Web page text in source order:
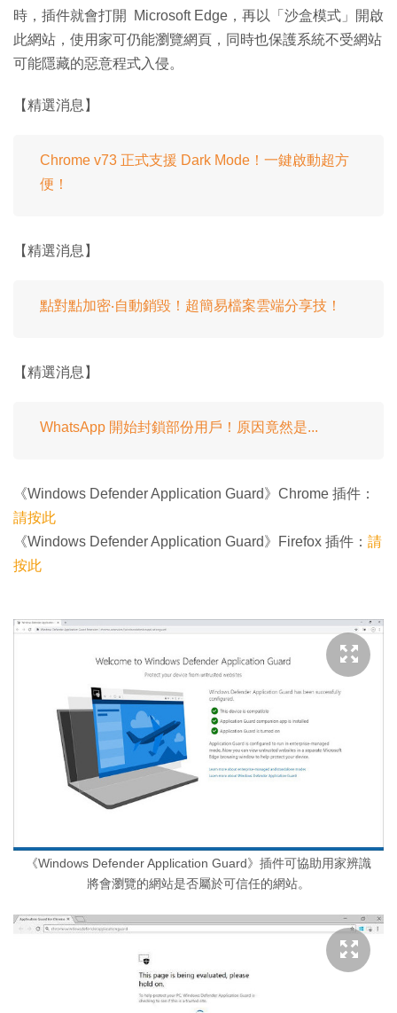
時，插件就會打開 Microsoft Edge，再以「沙盒模式」開啟
此網站，使用家可仍能瀏覽網頁，同時也保護系統不受網站
可能隱藏的惡意程式入侵。
【精選消息】
Chrome v73 正式支援 Dark Mode！一鍵啟動超方
便！
【精選消息】
點對點加密‧自動銷毀！超簡易檔案雲端分享技！
【精選消息】
WhatsApp 開始封鎖部份用戶！原因竟然是...
《Windows Defender Application Guard》Chrome 插件：
請按此
《Windows Defender Application Guard》Firefox 插件： 請
按此
《Windows Defender Application Guard》插件可協助用家辨識
將會瀏覽的網站是否屬於可信任的網站。